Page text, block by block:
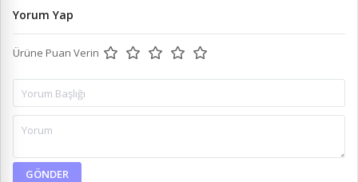
Yorum Yap
Ürüne Puan Verin
GÖNDER